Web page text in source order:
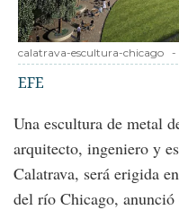
calatrava-escultura-chicago -
EFE
Una escultura de metal
arquitecto, ingeniero y
Calatrava, será erigida
del río Chicago, anunció